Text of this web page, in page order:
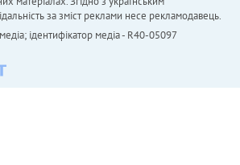
за зміст реклами несе рекламодавець.
ідентифікатор медіа - R40-05097